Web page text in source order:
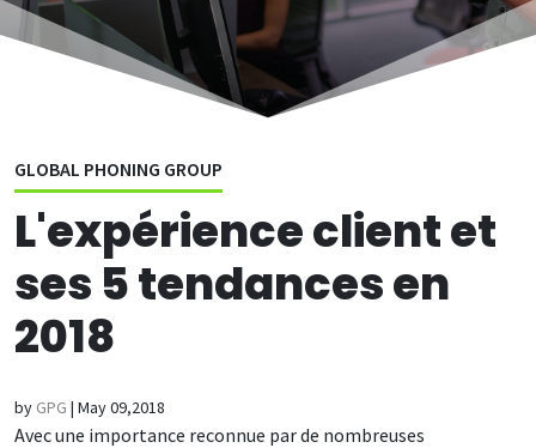
GLOBAL PHONING GROUP
L'expérience client et
ses 5 tendances en
2018
by GPG | May 09,2018
Avec une importance reconnue par de nombreuses